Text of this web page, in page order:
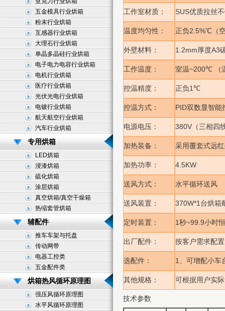
五金模具行业烘箱
粉末行业烘箱
互感器行业烘箱
大理石行业烘箱
单晶多晶硅行业烘箱
电子电力电容行业烘箱
电机行业烘箱
医疗行业烘箱
光伏光电行业烘箱
电镀行业烘箱
航天航空行业烘箱
汽车行业烘箱
专用烘箱
LED烘箱
浸漆烘箱
硫化烘箱
涂层烘箱
真空烘箱/真空干燥箱
热缩套管烘箱
辅配件
推车车架与托盘
传动网带
电器工控类
五金配件类
烘箱热风循环原理图
强压风循环原理图
水平风循环原理图
工作室材质： SUS优质拉丝
温度均匀性： 正负2.5%℃（
外壁材料： 1.2mm厚度A3
工作温度： 室温~200℃
控温精度： 正负 1℃
控温方式： PID双数显智能
电源电压： 380V （三相四
加热装备： 采用覆套式远
加热功率： 4.5KW
送风方式： 水平循环送风
送风装置： 370W*1台烘箱
定时装置： 1秒~99.9小时
出厂配件： 按客户需求配置
选配件： 1、可增配小车
其他规格： 可根据用户实
技术参数